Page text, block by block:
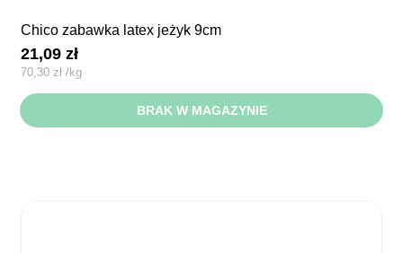
chico zabawka latex jeżyk 9cm
21,09zł
70,30 zł /kg
BRAK W MAGAZYNIE